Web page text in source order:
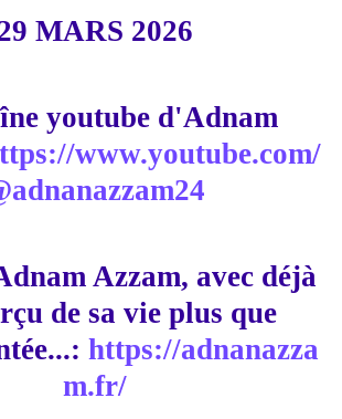
MARS 2026
youtube d'Adnam
www.youtube.com/
Azzam, avec déjà
de sa vie plus que
https://adnanazza
m.fr/